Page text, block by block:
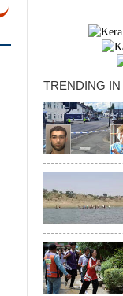
TRENDING IN